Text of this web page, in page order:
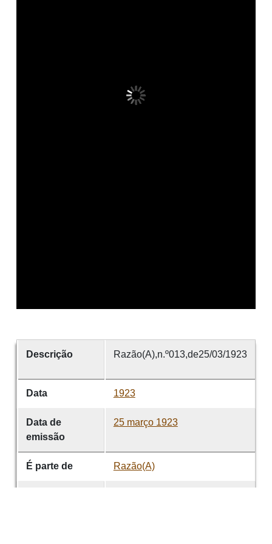
Descrição Razão(A),n.º013,de25/03/1923
Data 1923
Data de
emissão
25 março 1923
É parte de Razão(A)